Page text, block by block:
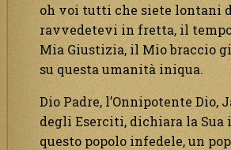
oh voi tutti che siete lontani
ravvedetevi in fretta, il
Mia Giustizia, il Mio braccio
su questa umanità iniqua.
Dio Padre, l’Onnipotente Dio,
degli Eserciti, dichiara la Sua
questo popolo infedele, un